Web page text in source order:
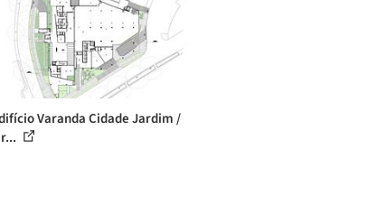
Varanda Cidade Jardim /